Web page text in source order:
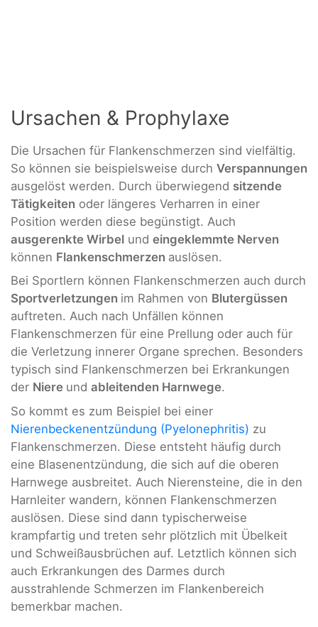
Ursachen & Prophylaxe
Die Ursachen für Flankenschmerzen sind vielfältig.
So können sie beispielsweise durch Verspannungen
ausgelöst werden. Durch überwiegend sitzende
Tätigkeiten oder längeres Verharren in einer
Position werden diese begünstigt. Auch
ausgerenkte Wirbel und eingeklemmte Nerven
können Flankenschmerzen auslösen.
Bei Sportlern können Flankenschmerzen auch durch
Sportverletzungen im Rahmen von Blutergüssen
auftreten. Auch nach Unfällen können
Flankenschmerzen für eine Prellung oder auch für
die Verletzung innerer Organe sprechen. Besonders
typisch sind Flankenschmerzen bei Erkrankungen
der Niere und ableitenden Harnwege.
So kommt es zum Beispiel bei einer
Nierenbeckenentzündung (Pyelonephritis) zu
Flankenschmerzen. Diese entsteht häufig durch
eine Blasenentzündung, die sich auf die oberen
Harnwege ausbreitet. Auch Nierensteine, die in den
Harnleiter wandern, können Flankenschmerzen
auslösen. Diese sind dann typischerweise
krampfartig und treten sehr plötzlich mit Übelkeit
und Schweißausbrüchen auf. Letztlich können sich
auch Erkrankungen des Darmes durch
ausstrahlende Schmerzen im Flankenbereich
bemerkbar machen.